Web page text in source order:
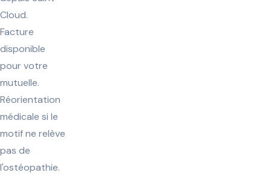
Cloud.
Facture
disponible
pour votre
mutuelle.
Réorientation
médicale si le
motif ne relève
pas de
l'ostéopathie.